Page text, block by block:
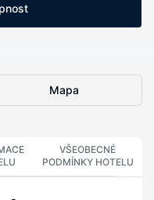
Mapa
VŠEOBECNÉ
PODMÍNKY HOTELU